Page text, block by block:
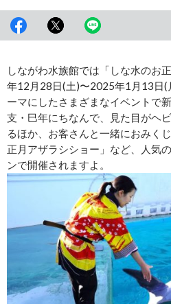
しながわ水族館では「しな水のお
年12月28日(土)〜2025年1月13日(
ーマにしたさまざまなイベントで
支・巳年にちなんで、見た目がヘ
るほか、お客さんと一緒におみく
正月アザラシショー」など、人気
ンで開催されますよ。